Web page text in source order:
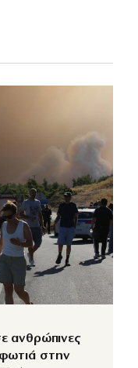
ανθρώπινες
στην